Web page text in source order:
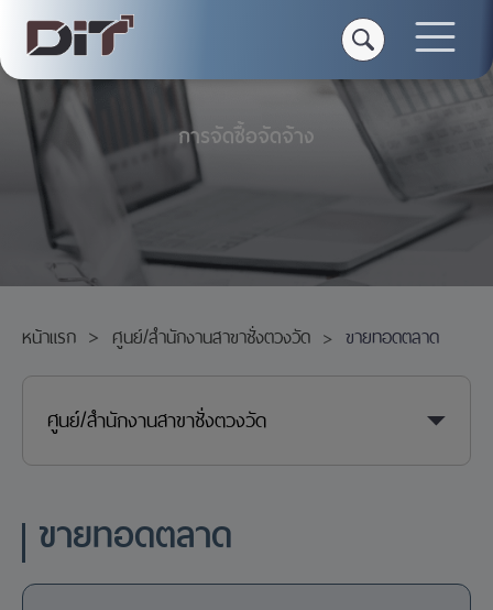
การจัดซื้อจัดจ้าง
หน้าแรก ศูนย์/สำนักงานสาขาชั่งตวงวัด ขายทอดตลาด
ศูนย์/สำนักงานสาขาชั่งตวงวัด
ขายทอดตลาด